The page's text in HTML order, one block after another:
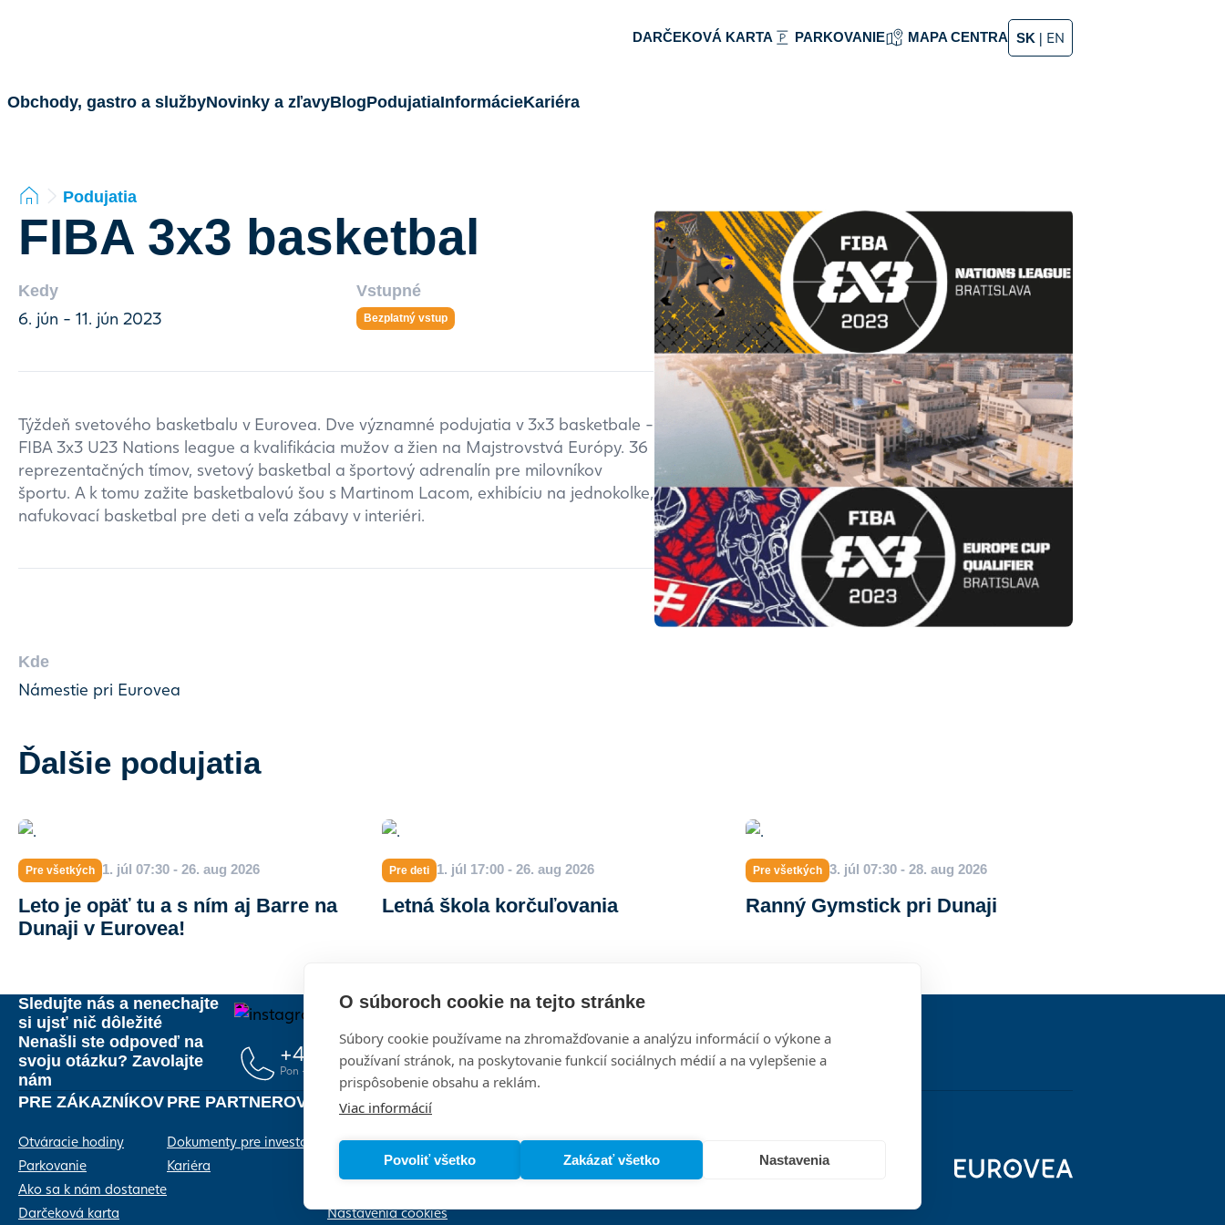
O súboroch cookie na tejto stránke
Súbory cookie používame na zhromažďovanie a analýzu informácií o výkone a
používaní stránok, na poskytovanie funkcií sociálnych médií a na vylepšenie a
prispôsobenie obsahu a reklám.
Viac informácií
Povoliť všetko Zakázať všetko Nastavenia
SK | EN
DARČEKOVÁ KARTA PARKOVANIE MAPA CENTRA
Obchody, gastro a službyNovinky a zľavyBlogPodujatiaInformácieKariéra
Podujatia
FIBA 3x3 basketbal
Kedy
6. jún - 11. jún 2023
Vstupné
Bezplatný vstup
Kde
Námestie pri Eurovea
Týždeň svetového basketbalu v Eurovea. Dve významné podujatia v 3x3 basketbale -
FIBA 3x3 U23 Nations league a kvalifikácia mužov a žien na Majstrovstvá Európy. 36
reprezentačných tímov, svetový basketbal a športový adrenalín pre milovníkov
športu. A k tomu zažite basketbalovú šou s Martinom Lacom, exhibíciu na jednokolke,
nafukovací basketbal pre deti a veľa zábavy v interiéri.
Ďalšie podujatia
Pre všetkých 1. júl 07:30 - 26. aug 2026
Leto je opäť tu a s ním aj Barre na
Dunaji v Eurovea!
Pre deti 1. júl 17:00 - 26. aug 2026
Letná škola korčuľovania
Pre všetkých 3. júl 07:30 - 28. aug 2026
Ranný Gymstick pri Dunaji
Sledujte nás a nenechajte
si ujsť nič dôležité
Nenašli ste odpoveď na
svoju otázku? Zavolajte
nám
+421 2 20 915 000
Pon – Ne, 10:00 – 21:00
PRE ZÁKAZNÍKOV
Otváracie hodiny
Parkovanie
Ako sa k nám dostanete
Darčeková karta
PRE PARTNEROV
Dokumenty pre investorov
Kariéra
Kontakty
Ochrana osobných údajov
Nastavenia cookies
EUROVEA
Ukázať na mape